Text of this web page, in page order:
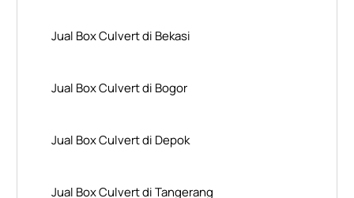
Jual Box Culvert di Bekasi
Jual Box Culvert di Bogor
Jual Box Culvert di Depok
Jual Box Culvert di Tangerang